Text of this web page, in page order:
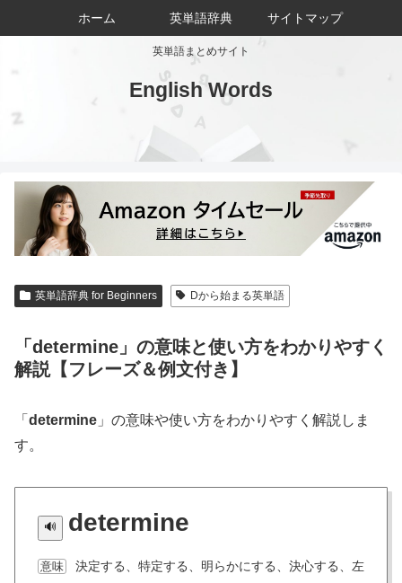
英単語まとめサイト
English Words
ホーム 英単語辞典 サイトマップ
英単語辞典 for Beginners Dから始まる英単語
「determine」の意味と使い方をわかりやすく
解説【フレーズ＆例文付き】
「 determine 」の意味や使い方をわかりやすく解説しま
す。
determine
意味 決定する、特定する、明らかにする、決心する、左